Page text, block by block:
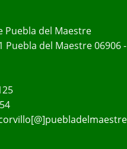
Puebla del Maestre
Puebla del Maestre 06906